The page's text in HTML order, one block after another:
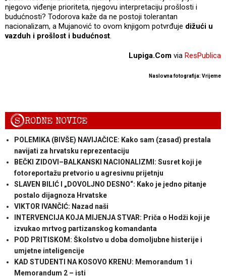
njegovo viđenje prioriteta, njegovu interpretaciju prošlosti i
budućnosti? Todorova kaže da ne postoji tolerantan
nacionalizam, a Mujanović to ovom knjigom potvrđuje dižući u
vazduh i prošlost i budućnost.
Lupiga.Com via ResPublica
Naslovna fotografija: Vrijeme
SRODNE NOVICE
POLEMIKA (BIVŠE) NAVIJAČICE: Kako sam (zasad) prestala
navijati za hrvatsku reprezentaciju
BEČKI ZIDOVI–BALKANSKI NACIONALIZMI: Susret koji je
fotoreportažu pretvorio u agresivnu prijetnju
SLAVEN BILIĆ I „DOVOLJNO DESNO“: Kako je jedno pitanje
postalo dijagnoza Hrvatske
VIKTOR IVANČIĆ: Nazad naši
INTERVENCIJA KOJA MIJENJA STVAR: Priča o Hodži koji je
izvukao mrtvog partizanskog komandanta
POD PRITISKOM: Školstvo u doba domoljubne histerije i
umjetne inteligencije
KAD STUDENTI NA KOSOVO KRENU: Memorandum 1 i
Memorandum 2 – isti